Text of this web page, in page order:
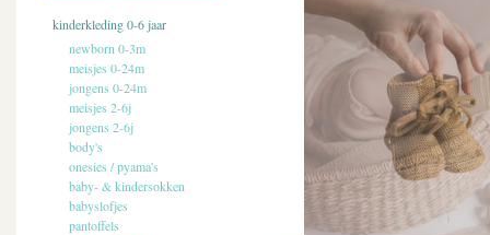
kinderkleding 0-6 jaar
newborn 0-3m
meisjes 0-24m
jongens 0-24m
meisjes 2-6j
jongens 2-6j
body's
onesies / pyama's
baby- & kindersokken
babyslofjes
pantoffels